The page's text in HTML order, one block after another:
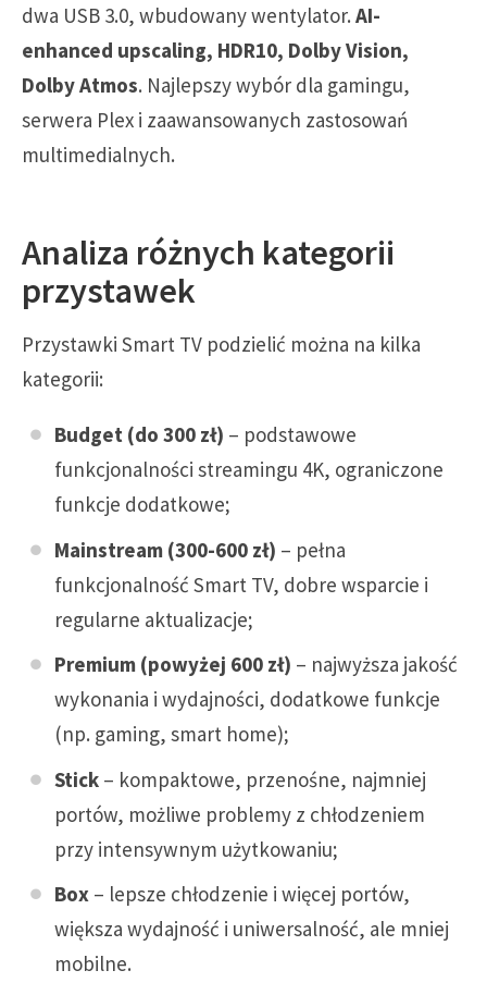
dwa USB 3.0, wbudowany wentylator. AI-
enhanced upscaling, HDR10, Dolby Vision,
Dolby Atmos. Najlepszy wybór dla gamingu,
serwera Plex i zaawansowanych zastosowań
multimedialnych.
Analiza różnych kategorii
przystawek
Przystawki Smart TV podzielić można na kilka
kategorii:
Budget (do 300 zł) – podstawowe
funkcjonalności streamingu 4K, ograniczone
funkcje dodatkowe;
Mainstream (300-600 zł) – pełna
funkcjonalność Smart TV, dobre wsparcie i
regularne aktualizacje;
Premium (powyżej 600 zł) – najwyższa jakość
wykonania i wydajności, dodatkowe funkcje
(np. gaming, smart home);
Stick – kompaktowe, przenośne, najmniej
portów, możliwe problemy z chłodzeniem
przy intensywnym użytkowaniu;
Box – lepsze chłodzenie i więcej portów,
większa wydajność i uniwersalność, ale mniej
mobilne.